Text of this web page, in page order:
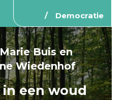
Democratie
Buis en
Wiedenhof
een woud